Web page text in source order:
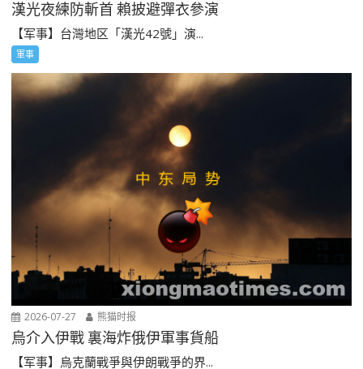
漢光夜練防斬首 賴披避彈衣參演
【军事】台灣地区「漢光42號」演...
軍事
2026-07-27 熊猫时报
烏介入伊戰 裏海炸俄伊軍事貨船
【军事】烏克蘭戰爭與伊朗戰爭的界...